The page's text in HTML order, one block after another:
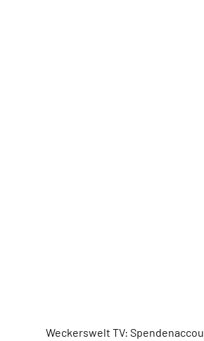
Weckerswelt TV: